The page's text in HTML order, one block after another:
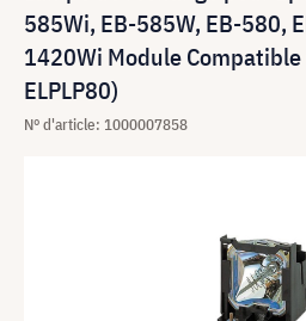
585Wi, EB-585W, EB-580,
1420Wi Module
ELPLP80)
N° d'article: 1000007858